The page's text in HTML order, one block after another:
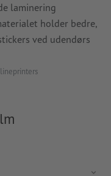
laminering
holder bedre,
ved udendørs